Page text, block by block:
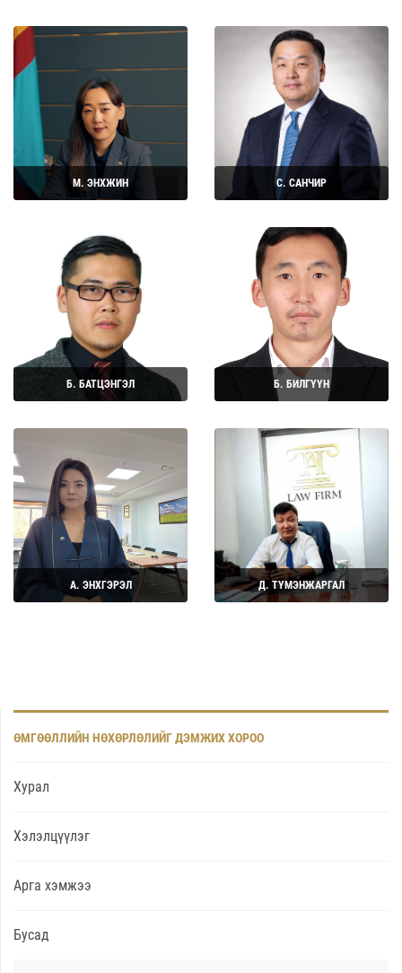
Дэлгэрэнгүй
М. ЭНХЖИН
Дэлгэрэнгүй
С. САНЧИР
Дэлгэрэнгүй
Б. БАТЦЭНГЭЛ
Дэлгэрэнгүй
Б. БИЛГҮҮН
Дэлгэрэнгүй
А. ЭНХГЭРЭЛ Д. ТҮМЭНЖАРГАЛ
ӨМГӨӨЛЛИЙН НӨХӨРЛӨЛИЙГ ДЭМЖИХ ХОРОО
Хурал
Хэлэлцүүлэг
Арга хэмжээ
Бусад